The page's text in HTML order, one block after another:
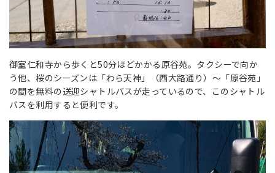
御室仁和寺から歩くと50分ほどかかる原谷苑。タクシーで向か
う他、桜のシーズンは「わら天神」（西大路通り）〜「原谷苑」
の間を無料の送迎シャトルバスが走っているので、このシャトル
バスを利用すると便利です。